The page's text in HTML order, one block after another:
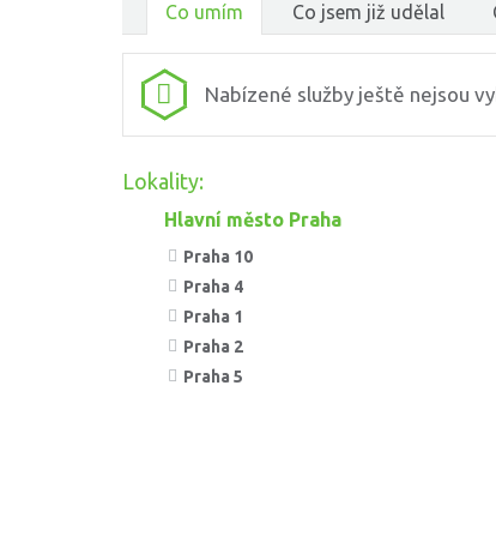
Co umím Co jsem již udělal
Nabízené služby ještě nejsou
Lokality:
Hlavní město Praha
Praha 10
Praha 4
Praha 1
Praha 2
Praha 5